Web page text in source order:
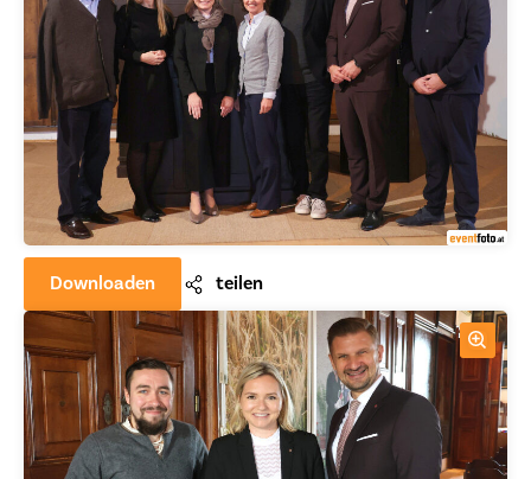
Downloaden teilen